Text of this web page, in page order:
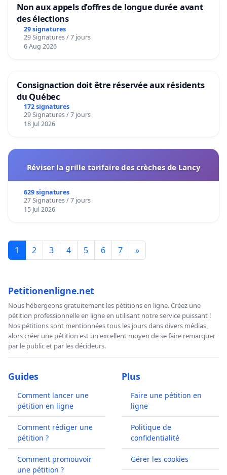
Non aux appels d’offres de longue durée avant
des élections
29 signatures
29 Signatures / 7 jours
6 Aug 2026
Consignaction doit être réservée aux résidents
du Québec
172 signatures
29 Signatures / 7 jours
18 Jul 2026
Réviser la grille tarifaire des crèches de Lancy
629 signatures
27 Signatures / 7 jours
15 Jul 2026
1 2 3 4 5 6 7 »
Petitionenligne.net
Nous hébergeons gratuitement les pétitions en ligne. Créez une
pétition professionnelle en ligne en utilisant notre service puissant !
Nos pétitions sont mentionnées tous les jours dans divers médias,
alors créer une pétition est un excellent moyen de se faire remarquer
par le public et par les décideurs.
Guides
Comment lancer une
pétition en ligne
Comment rédiger une
pétition ?
Comment promouvoir
une pétition ?
Plus
Faire une pétition en
ligne
Politique de
confidentialité
Gérer les cookies